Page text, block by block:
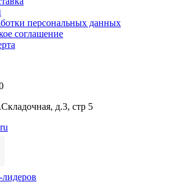
персональных данных
соглашение
д.3, стр 5